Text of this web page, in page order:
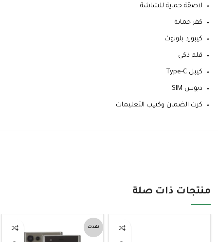
لاصقة حماية للشاشة
كفر حماية
كيبورد بلوتوث
قلم ذكي
كيبل Type-C
دبوس SIM
كرت الضمان وكتيب التعليمات
منتجات ذات صلة
نفذت